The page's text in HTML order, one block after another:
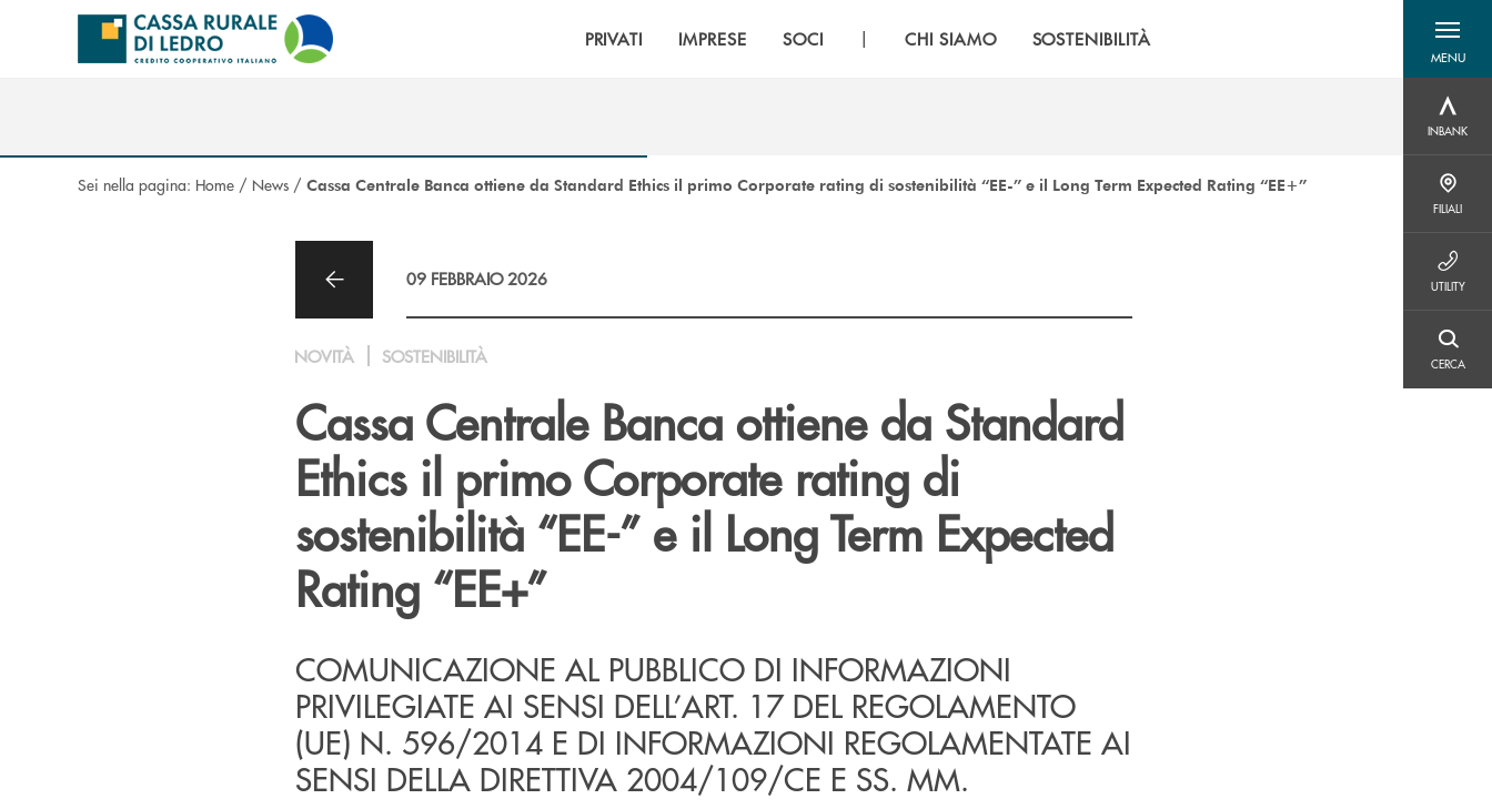
Salta al contenuto principale
PRIVATI IMPRESE SOCI | CHI SIAMO SOSTENIBILITÀ
MENU
menu
INBANK
FILIALI
UTILITY
CERCA
Sei nella pagina: Home / News / Cassa Centrale Banca ottiene da Standard Ethics il primo Corporate rating di sostenibilità “EE-” e il Long Term Expected Rating “EE+”
09 FEBBRAIO 2026
NOVITÀ SOSTENIBILITÀ
Cassa Centrale Banca ottiene da Standard
Ethics il primo Corporate rating di
sostenibilità “EE-” e il Long Term Expected
Rating “EE+”
COMUNICAZIONE AL PUBBLICO DI INFORMAZIONI
PRIVILEGIATE AI SENSI DELL’ART. 17 DEL REGOLAMENTO
(UE) N. 596/2014 E DI INFORMAZIONI REGOLAMENTATE AI
SENSI DELLA DIRETTIVA 2004/109/CE E SS. MM.